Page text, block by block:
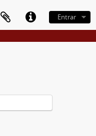
Entrar